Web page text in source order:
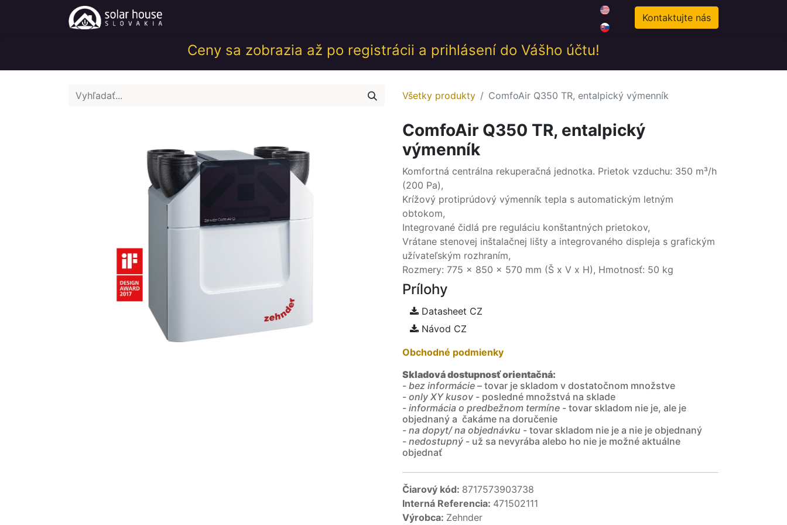
Novinky 0
Kontaktujte nás
Ceny sa zobrazia až po registrácii a prihlásení do Vášho účtu!
Všetky produkty ComfoAir Q350 TR, entalpický výmenník
ComfoAir Q350 TR, entalpický
výmenník
Komfortná centrálna rekuperačná jednotka. Prietok vzduchu: 350 m³/h
(200 Pa),
Krížový protiprúdový výmenník tepla s automatickým letným
obtokom,
Integrované čidlá pre reguláciu konštantných prietokov,
Vrátane stenovej inštalačnej lišty a integrovaného displeja s grafickým
užívateľským rozhraním,
Rozmery: 775 x 850 x 570 mm (Š x V x H), Hmotnosť: 50 kg
Prílohy
Datasheet CZ
Návod CZ
Obchodné podmienky
Skladová dostupnosť orientačná:
- bez informácie – tovar je skladom v dostatočnom množstve
- only XY kusov - posledné množstvá na sklade
- informácia o predbežnom termíne - tovar skladom nie je, ale je
objednaný a čakáme na doručenie
- na dopyt/ na objednávku - tovar skladom nie je a nie je objednaný
- nedostupný - už sa nevyrába alebo ho nie je možné aktuálne
objednať
Čiarový kód: 8717573903738
Interná Referencia: 471502111
Výrobca: Zehnder